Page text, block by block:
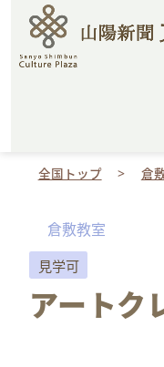
全国トップ 倉
倉敷教室
見学可
アートク